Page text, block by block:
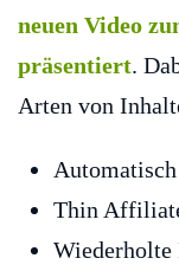
neuen Video
präsentiert.
Arten von
Thin
Wiederholte